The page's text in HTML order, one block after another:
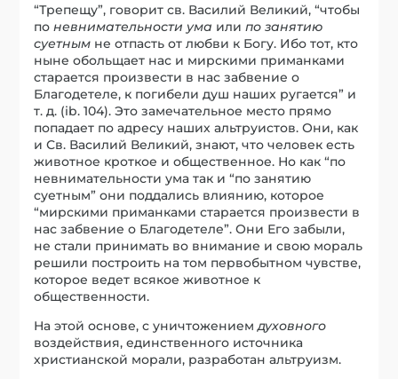
“Трепещу”, говорит св. Василий Великий, “чтобы
поневнимательности ума или по занятию
суетным не отпасть от любви к Богу. Ибо тот, кто
ныне обольщает нас и мирскими приманками
старается произвести в нас забвение о
Благодетеле, к погибели душ наших ругается” и
т. д. (ib. 104). Это замечательное место прямо
попадает по адресу наших альтруистов. Они, как
и Св. Василий Великий, знают, что человек есть
животное кроткое и общественное. Но как “по
невнимательности ума так и “по занятию
суетным” они поддались влиянию, которое
“мирскими приманками старается произвести в
нас забвение о Благодетеле”. Они Его забыли,
не стали принимать во внимание и свою мораль
решили построить на том первобытном чувстве,
которое ведет всякое животное к
общественности.
На этой основе, с уничтожениемдуховного
воздействия, единственного источника
христианской морали, разработан альтруизм.